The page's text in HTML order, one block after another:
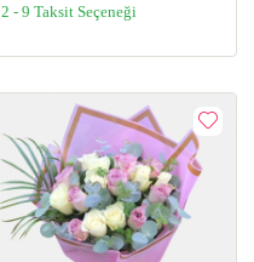
2 - 9 Taksit Seçeneği